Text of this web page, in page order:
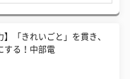
】「きれいごと」を貫き、
する！中部電